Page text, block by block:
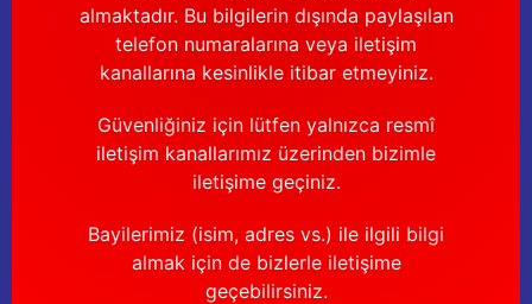
almaktadır. Bu bilgilerin dışında paylaşılan
telefon numaralarına veya iletişim
kanallarına kesinlikle itibar etmeyiniz.
Güvenliğiniz için lütfen yalnızca resmî
iletişim kanallarımız üzerinden bizimle
iletişime geçiniz.
Bayilerimiz (isim, adres vs.) ile ilgili bilgi
almak için de bizlerle iletişime
geçebilirsiniz.